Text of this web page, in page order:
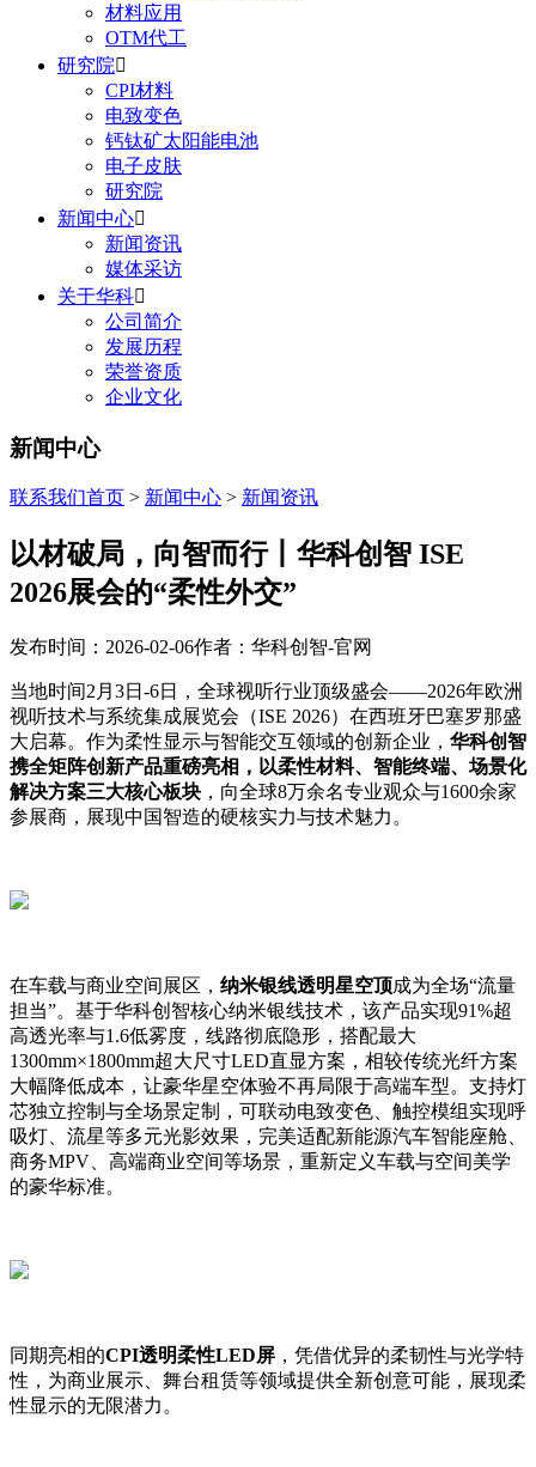
材料应用
OTM代工
研究院
CPI材料
电致变色
钙钛矿太阳能电池
电子皮肤
研究院
新闻中心
新闻资讯
媒体采访
关于华科
公司简介
发展历程
荣誉资质
企业文化
新闻中心
联系我们首页 > 新闻中心 > 新闻资讯
以材破局，向智而行丨华科创智 ISE
2026展会的“柔性外交”
发布时间：2026-02-06作者：华科创智-官网
当地时间2月3日-6日，全球视听行业顶级盛会——2026年欧洲
视听技术与系统集成展览会（ISE 2026）在西班牙巴塞罗那盛
大启幕。作为柔性显示与智能交互领域的创新企业， 华科创智
携全矩阵创新产品重磅亮相，以柔性材料、智能终端、场景化
解决方案三大核心板块 ，向全球8万余名专业观众与1600余家
参展商，展现中国智造的硬核实力与技术魅力。
在车载与商业空间展区， 纳米银线透明星空顶成为全场“流量
担当”。基于华科创智核心纳米银线技术，该产品实现91%超
高透光率与1.6低雾度，线路彻底隐形，搭配最大
1300mm×1800mm超大尺寸LED直显方案，相较传统光纤方案
大幅降低成本，让豪华星空体验不再局限于高端车型。支持灯
芯独立控制与全场景定制，可联动电致变色、触控模组实现呼
吸灯、流星等多元光影效果，完美适配新能源汽车智能座舱、
商务MPV、高端商业空间等场景，重新定义车载与空间美学
的豪华标准。
同期亮相的CPI透明柔性LED屏 ，凭借优异的柔韧性与光学特
性，为商业展示、舞台租赁等领域提供全新创意可能，展现柔
性显示的无限潜力。